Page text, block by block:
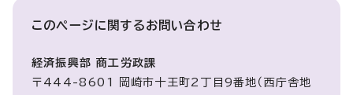
このページに関するお問い合わせ
経済振興部 商工労政課
〒444-8601 岡崎市十王町2丁目9番地（西庁舎地